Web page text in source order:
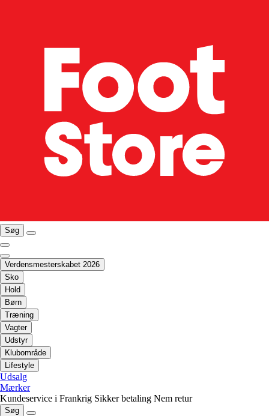
Søg
Verdensmesterskabet 2026
Sko
Hold
Børn
Træning
Vagter
Udstyr
Klubområde
Lifestyle
Udsalg
Mærker
Kundeservice i Frankrig Sikker betaling Nem retur
Søg